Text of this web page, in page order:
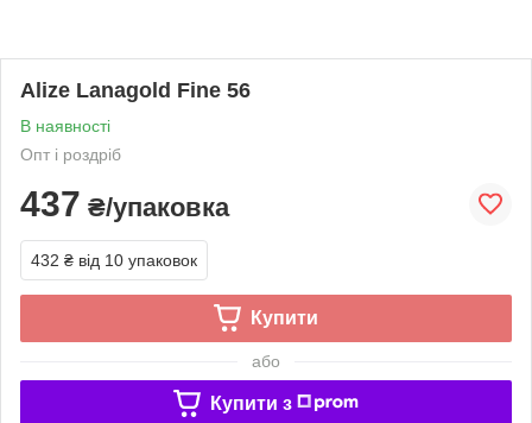
Alize Lanagold Fine 56
В наявності
Опт і роздріб
437 ₴/упаковка
432 ₴ від 10 упаковок
Купити
або
Купити з